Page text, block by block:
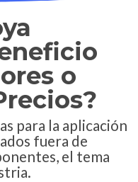
o
para la aplicación
fuera de
el tema